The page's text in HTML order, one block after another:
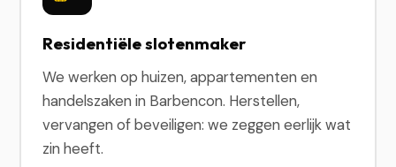
Residentiële slotenmaker
We werken op huizen, appartementen en
handelszaken in Barbencon. Herstellen,
vervangen of beveiligen: we zeggen eerlijk wat
zin heeft.